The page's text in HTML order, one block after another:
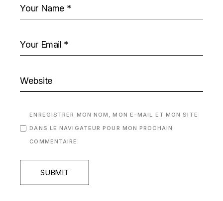
ENREGISTRER MON NOM, MON E-MAIL ET MON SITE
DANS LE NAVIGATEUR POUR MON PROCHAIN
COMMENTAIRE.
SUBMIT